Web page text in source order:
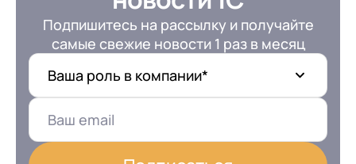
Подпишитесь на рассылку и получайте
самые свежие новости 1 раз в месяц
Ваша роль в компании*